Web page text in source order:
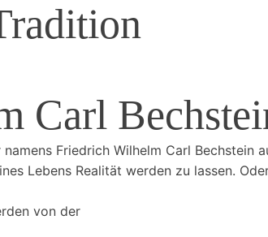
Carl
Friedrich Wilhelm Carl
Lebens Realität werden zu lassen.
von der